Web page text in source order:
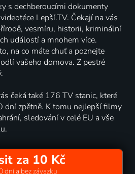
s dechberoucími dokumenty
Lepší.TV. Čekají na vás
vesmíru, historii, kriminální
událostí a mnohem více.
na co máte chuť a poznejte
vašeho domova. Z pestré
čeká také 176 TV stanic, které
dní zpětně. K tomu nejlepší filmy
sledování v celé EU a vše
za 10 Kč
dní a bez závazku